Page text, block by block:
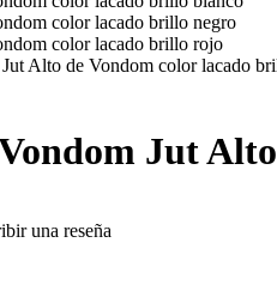
Jut Alto
una reseña